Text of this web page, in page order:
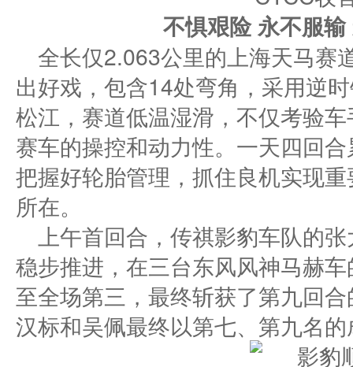
不惧艰险永不服输
全长仅2.063公里的上海天马赛
出好戏，包含14处弯角，采用逆
松江，赛道低温湿滑，不仅考验
赛车的操控和动力性。一天四回
把握好轮胎管理，抓住良机实现
所在。
上午首回合，传祺影豹车队的
稳步推进，在三台东风风神马赫
至全场第三，最终斩获了第九回
汉标和吴佩最终以第七、第九名